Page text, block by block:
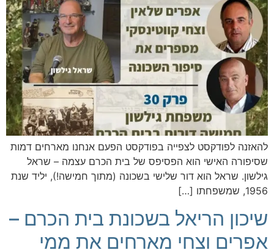
להאזנה לפודקסט לצפייה בפודקסט הפעם אנחנו מארחים דמות
שסיפורה האישי הוא הפסיפס של בית הכרם עצמה – שראל
גילשון. שראל הוא דור שלישי בשכונה (מתוך חמישה!), יליד שנת
1956, שמשפחתו […]
שיכון הריאל בשכונת בית הכרם –
אפרים וצחי מארחים את ממי